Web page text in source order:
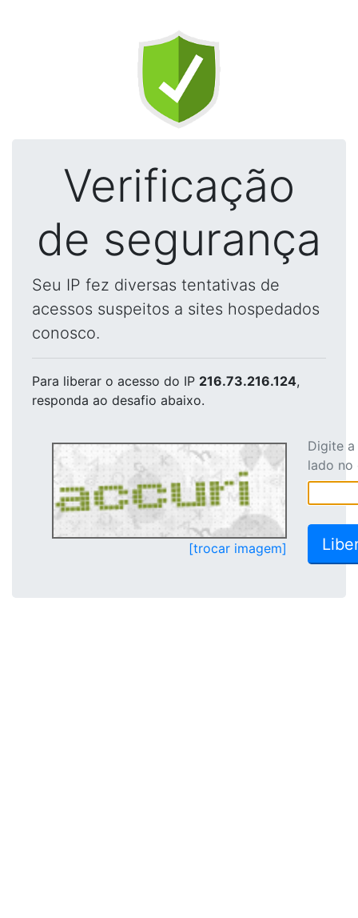
Verificação
de segurança
Seu IP fez diversas tentativas de
acessos suspeitos a sites hospedados
conosco.
Para liberar o acesso do IP 216.73.216.124,
responda ao desafio abaixo.
[trocar imagem]
Digite
lado no